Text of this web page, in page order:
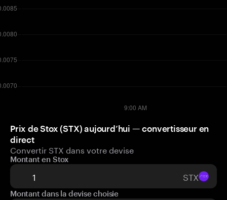
Prix de Stox (STX) aujourd’hui — convertisseur en
direct
Convertir STX dans votre devise
Montant en Stox
STX
Montant dans la devise choisie